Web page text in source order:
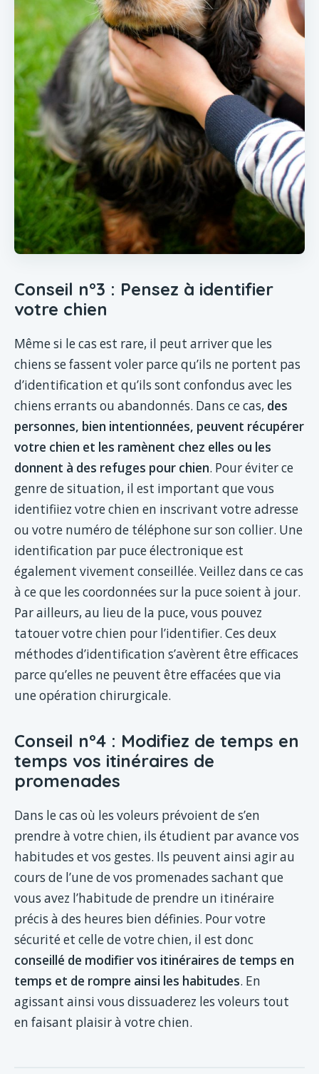
Conseil n°3 : Pensez à identifier
votre chien
Même si le cas est rare, il peut arriver que les
chiens se fassent voler parce qu’ils ne portent pas
d’identification et qu’ils sont confondus avec les
chiens errants ou abandonnés. Dans ce cas, des
personnes, bien intentionnées, peuvent récupérer
votre chien et les ramènent chez elles ou les
donnent à des refuges pour chien. Pour éviter ce
genre de situation, il est important que vous
identifiiez votre chien en inscrivant votre adresse
ou votre numéro de téléphone sur son collier. Une
identification par puce électronique est
également vivement conseillée. Veillez dans ce cas
à ce que les coordonnées sur la puce soient à jour.
Par ailleurs, au lieu de la puce, vous pouvez
tatouer votre chien pour l’identifier. Ces deux
méthodes d’identification s’avèrent être efficaces
parce qu’elles ne peuvent être effacées que via
une opération chirurgicale.
Conseil n°4 : Modifiez de temps en
temps vos itinéraires de
promenades
Dans le cas où les voleurs prévoient de s’en
prendre à votre chien, ils étudient par avance vos
habitudes et vos gestes. Ils peuvent ainsi agir au
cours de l’une de vos promenades sachant que
vous avez l’habitude de prendre un itinéraire
précis à des heures bien définies. Pour votre
sécurité et celle de votre chien, il est donc
conseillé de modifier vos itinéraires de temps en
temps et de rompre ainsi les habitudes. En
agissant ainsi vous dissuaderez les voleurs tout
en faisant plaisir à votre chien.